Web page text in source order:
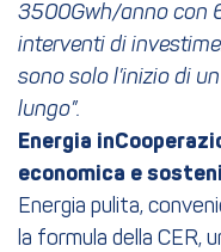
3500Gwh/anno con
interventi di
sono solo l’inizio di
lungo”.
Energia
economica e
Energia pulita,
la formula della CER,